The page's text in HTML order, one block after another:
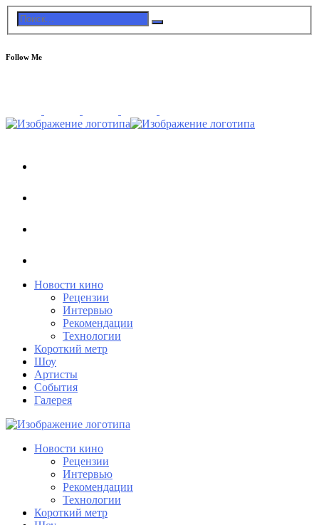
Follow Me
Новости кино
Рецензии
Интервью
Рекомендации
Технологии
Короткий метр
Шоу
Артисты
События
Галерея
Новости кино
Рецензии
Интервью
Рекомендации
Технологии
Короткий метр